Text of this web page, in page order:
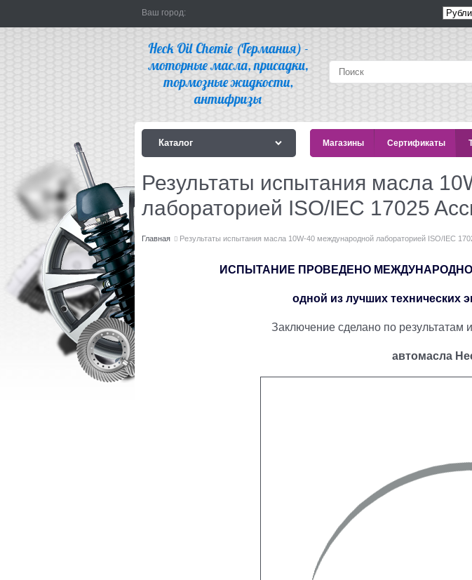
Ваш город:
Каталог Магазины Сертификаты
Результаты испытания масла
лабораторией ISO/IEC 17025
Главная Результаты испытания масла 10W-40 международной лабораторией ISO/IEC
ИСПЫТАНИЕ ПРОВЕДЕНО МЕЖДУНАРОДНОЙ
одной из лучших технических
Заключение сделано по результатам
автомасла